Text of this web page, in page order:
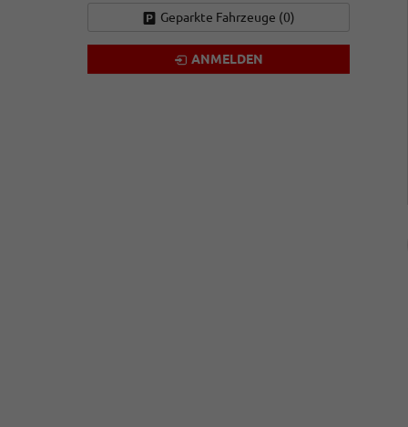
Geparkte Fahrzeuge (0)
ANMELDEN